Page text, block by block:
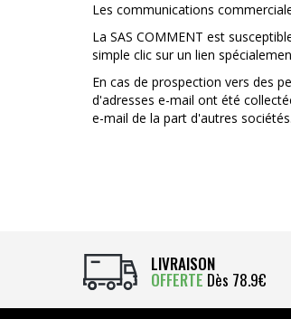
Les communications
La SAS COMMENT est
simple clic sur un lien
En cas de prospection vers des
d'adresses e-mail ont été
e-mail de la part d'autres
LIVRAISON
OFFERTE Dès 78.9€